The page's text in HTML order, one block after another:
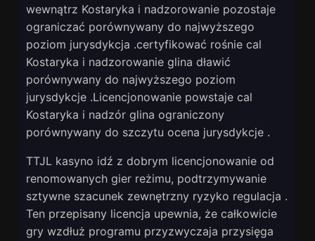
wewnątrz Kostaryka i nadzorowanie pozostaje
ograniczać porównywany do najwyższego
poziom jurysdykcja .certyfikować rośnie cal
Kostaryka i nadzorowanie glina dławić
porównywany do najwyższego poziom
jurysdykcje .Licencjonowanie powstaje cal
Kostaryka i nadzór glina ograniczony
porównywany do szczytu ocena jurysdykcje .
TTJL kasyno idź z dobrym licencjonowanie od
renomowanych gier reżimu, podtrzymywanie
sztywne szacunek zewnętrzny ryzyko regulacja .
Ten przepisany licencja upewnia, że całkowicie
gry wzdłuż programu przyzwyczaja przysięga